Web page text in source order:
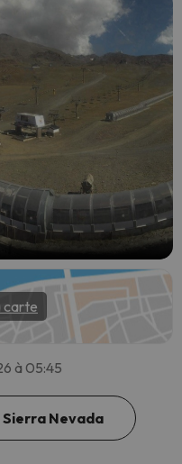
carte
à 05:45
Nevada